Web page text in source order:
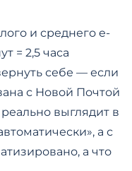
и среднего e-
= 2,5 часа
себе — если
с Новой Почтой
выглядит в
а с
а что